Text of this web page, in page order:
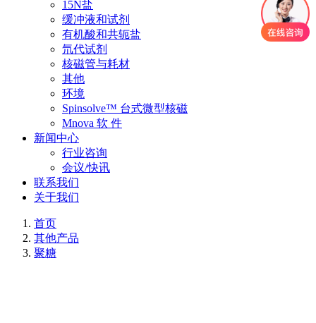
15N盐
缓冲液和试剂
有机酸和共轭盐
氘代试剂
核磁管与耗材
其他
环境
Spinsolve™ 台式微型核磁
Mnova 软 件
新闻中心
行业咨询
会议/快讯
联系我们
关于我们
首页
其他产品
聚糖